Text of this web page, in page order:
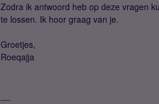
Zodra ik antwoord heb op deze vragen
te lossen. Ik hoor graag van je.
Groetjes,
Roeqajja